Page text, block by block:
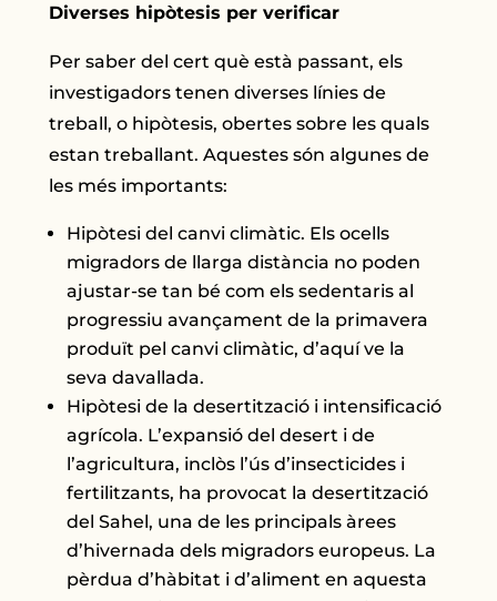
Diverses hipòtesis per verificar
Per saber del cert què està passant, els
investigadors tenen diverses línies de
treball, o hipòtesis, obertes sobre les quals
estan treballant. Aquestes són algunes de
les més importants:
Hipòtesi del canvi climàtic. Els ocells
migradors de llarga distància no poden
ajustar-se tan bé com els sedentaris al
progressiu avançament de la primavera
produït pel canvi climàtic, d’aquí ve la
seva davallada.
Hipòtesi de la desertització i intensificació
agrícola. L’expansió del desert i de
l’agricultura, inclòs l’ús d’insecticides i
fertilitzants, ha provocat la desertització
del Sahel, una de les principals àrees
d’hivernada dels migradors europeus. La
pèrdua d’hàbitat i d’aliment en aquesta